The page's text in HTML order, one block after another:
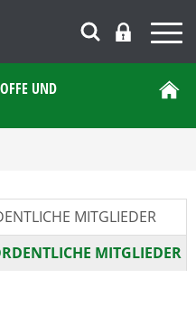
UND
MITGLIEDER
MITGLIEDER